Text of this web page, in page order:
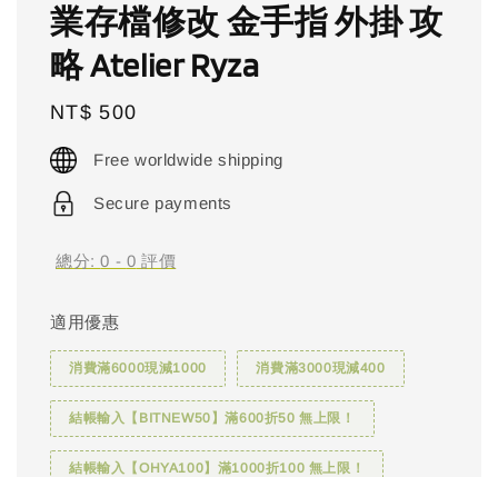
業存檔修改 金手指 外掛 攻
略 Atelier Ryza
Regular
price
NT$ 500
Free worldwide shipping
Secure payments
總分:0 - 0 評價
適用優惠
消費滿6000現減1000 消費滿3000現減400
結帳輸入【BITNEW50】滿600折50 無上限！
結帳輸入【OHYA100】滿1000折100 無上限！